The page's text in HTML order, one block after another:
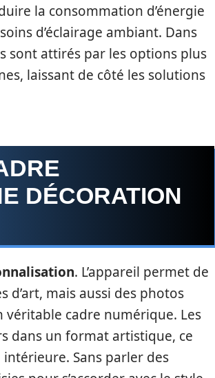
la consommation d’énergie
d’éclairage ambiant. Dans
sont attirés par les options plus
laissant de côté les solutions
DÉCORATION
. L’appareil permet de
mais aussi des photos
cadre numérique. Les
dans un format artistique, ce
Sans parler des